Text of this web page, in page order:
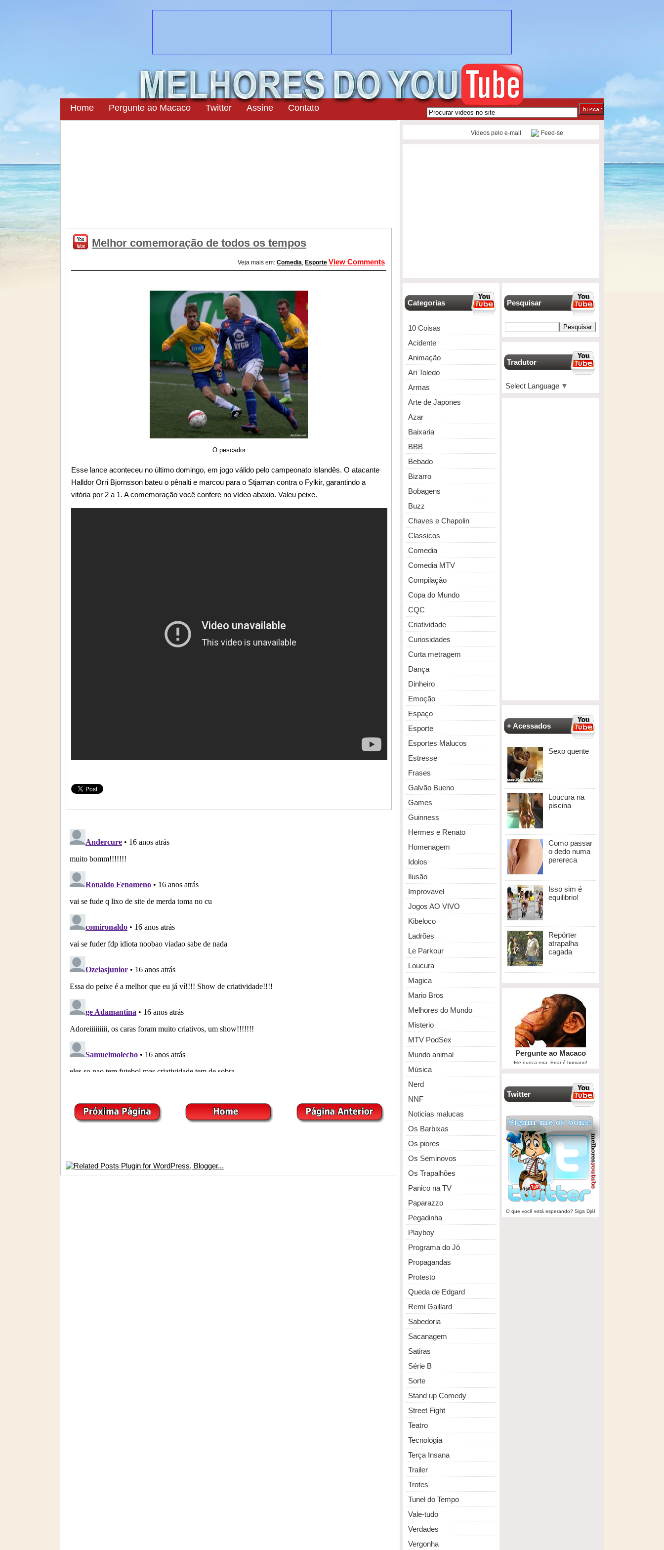
Home Pergunte ao Macaco Twitter Assine Contato
Melhor comemoração de todos os tempos
Veja mais em: Comedia, Esporte View Comments
O pescador
Esse lance aconteceu no último domingo, em jogo válido pelo campeonato islandês. O atacante
Halldor Orri Bjornsson bateu o pênalti e marcou para o Stjarnan contra o Fylkir, garantindo a
vitória por 2 a 1. A comemoração você confere no vídeo abaxio. Valeu peixe.
Videos pelo e-mail Feed-se
Categorias
10 Coisas
Acidente
Animação
Ari Toledo
Armas
Arte de Japones
Azar
Baixaria
BBB
Bebado
Bizarro
Bobagens
Buzz
Chaves e Chapolin
Classicos
Comedia
Comedia MTV
Compilação
Copa do Mundo
CQC
Criatividade
Curiosidades
Curta metragem
Dança
Dinheiro
Emoção
Espaço
Esporte
Esportes Malucos
Estresse
Frases
Galvão Bueno
Games
Guinness
Hermes e Renato
Homenagem
Idolos
Ilusão
Improvavel
Jogos AO VIVO
Kibeloco
Ladrões
Le Parkour
Loucura
Magica
Mario Bros
Melhores do Mundo
Misterio
MTV PodSex
Mundo animal
Música
Nerd
NNF
Noticias malucas
Os Barbixas
Os piores
Os Seminovos
Os Trapalhões
Panico na TV
Paparazzo
Pegadinha
Playboy
Programa do Jô
Propagandas
Protesto
Queda de Edgard
Remi Gaillard
Sabedoria
Sacanagem
Satiras
Série B
Sorte
Stand up Comedy
Street Fight
Teatro
Tecnologia
Terça Insana
Trailer
Trotes
Tunel do Tempo
Vale-tudo
Verdades
Vergonha
Pesquisar
Tradutor
Select Language ▼
+ Acessados
Sexo quente
Loucura na
piscina
Como passar
o dedo numa
perereca
Isso sim é
equilibrio!
Repórter
atrapalha
cagada
Pergunte ao Macaco
Ele nunca erra. Errar é humano!
Twitter
O que você está esperando? Siga Djá!